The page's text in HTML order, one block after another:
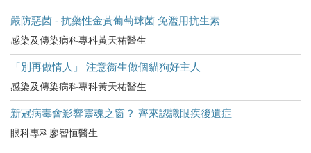
嚴防惡菌 - 抗藥性金黃葡萄球菌 免濫用抗生素
感染及傳染病科專科黃天祐醫生
「別再做情人」 注意衞生做個貓狗好主人
感染及傳染病科專科黃天祐醫生
新冠病毒會影響靈魂之窗？ 齊來認識眼疾後遺症
眼科專科廖智恒醫生